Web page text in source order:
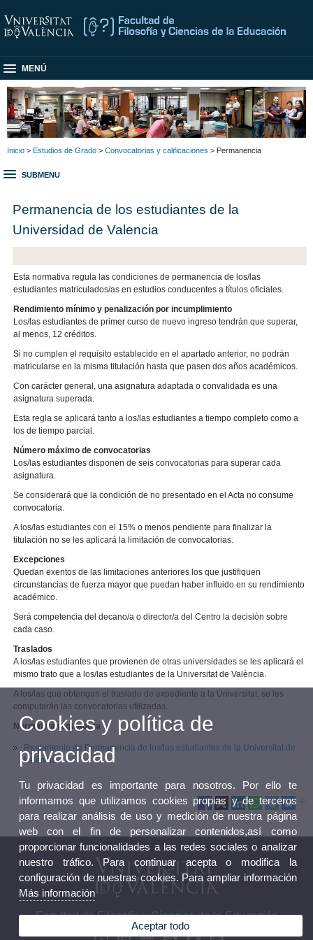
MENÚ
Inicio > Estudios de Grado > Convocatorias y calificaciones > Permanencia
SUBMENU
Permanencia de los estudiantes de la
Universidad de Valencia
Esta normativa regula las condiciones de permanencia de los/las
estudiantes matriculados/as en estudios conducentes a títulos oficiales.
Rendimiento mínimo y penalización por incumplimiento
Los/las estudiantes de primer curso de nuevo ingreso tendrán que superar,
al menos, 12 créditos.
Si no cumplen el requisito establecido en el apartado anterior, no podrán
matricularse en la misma titulación hasta que pasen dos años académicos.
Con carácter general, una asignatura adaptada o convalidada es una
asignatura superada.
Esta regla se aplicará tanto a los/las estudiantes a tiempo completo como a
los de tiempo parcial.
Número máximo de convocatorias
Los/las estudiantes disponen de seis convocatorias para superar cada
asignatura.
Se considerará que la condición de no presentado en el Acta no consume
convocatoria.
A los/las estudiantes con el 15% o menos pendiente para finalizar la
titulación no se les aplicará la limitación de convocatorias.
Excepciones
Quedan exentos de las limitaciones anteriores los que justifiquen
circunstancias de fuerza mayor que puedan haber influido en su rendimiento
académico.
Será competencia del decano/a o director/a del Centro la decisión sobre
cada caso.
Traslados
A los/las estudiantes que provienen de otras universidades se les aplicará el
mismo trato que a los/las estudiantes de la Universitat de València.
A los/las que obtengan el traslado de expediente a la Universitat, se les
computarán las convocatorias utilizadas.
Normativa reguladora
Reglamento de Permanencia de los/las estudiantes de la Universitat de
València
Facultad de Filosofía y Ciencias de la Educación
Cookies y política de
privacidad
Tu privacidad es importante para nosotros. Por ello te
informamos que utilizamos cookies propias y de terceros
para realizar análisis de uso y medición de nuestra página
web con el fin de personalizar contenidos,así como
proporcionar funcionalidades a las redes sociales o analizar
nuestro tráfico. Para continuar acepta o modifica la
configuración de nuestras cookies. Para ampliar información
Más información
Aceptar todo